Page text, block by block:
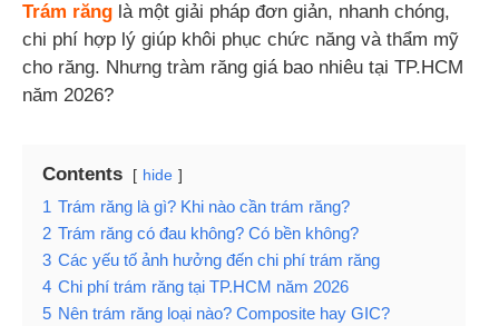
Trám răng là một giải pháp đơn giản, nhanh chóng,
chi phí hợp lý giúp khôi phục chức năng và thẩm mỹ
cho răng. Nhưng tràm răng giá bao nhiêu tại TP.HCM
năm 2026?
Contents hide
1 Trám răng là gì? Khi nào cần trám răng?
2 Trám răng có đau không? Có bền không?
3 Các yếu tố ảnh hưởng đến chi phí trám răng
4 Chi phí trám răng tại TP.HCM năm 2026
5 Nên trám răng loại nào? Composite hay GIC?